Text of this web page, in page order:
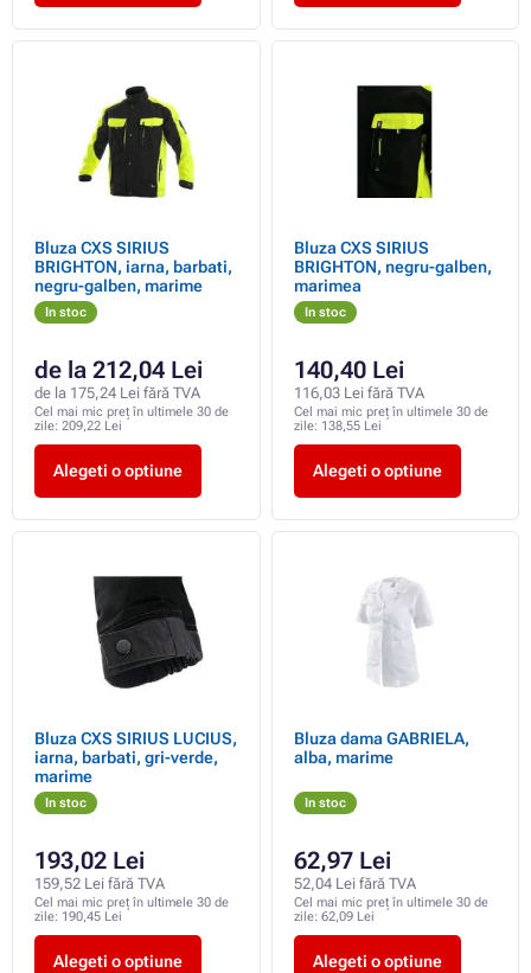
Bluza CXS SIRIUS
BRIGHTON, iarna, barbati,
negru-galben, marime
In stoc
de la 212,04 Lei
de la 175,24 Lei fără TVA
Cel mai mic preț în ultimele 30 de
zile: 209,22 Lei
Alegeti o optiune
Bluza CXS SIRIUS
BRIGHTON, negru-galben,
marimea
In stoc
140,40 Lei
116,03 Lei fără TVA
Cel mai mic preț în ultimele 30 de
zile: 138,55 Lei
Alegeti o optiune
Bluza CXS SIRIUS LUCIUS,
iarna, barbati, gri-verde,
marime
In stoc
193,02 Lei
159,52 Lei fără TVA
Cel mai mic preț în ultimele 30 de
zile: 190,45 Lei
Alegeti o optiune
Bluza dama GABRIELA,
alba, marime
In stoc
62,97 Lei
52,04 Lei fără TVA
Cel mai mic preț în ultimele 30 de
zile: 62,09 Lei
Alegeti o optiune